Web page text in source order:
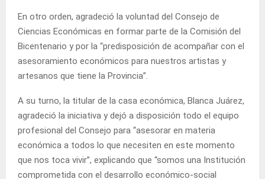
En otro orden, agradeció la voluntad del Consejo de
Ciencias Económicas en formar parte de la Comisión del
Bicentenario y por la “predisposición de acompañar con el
asesoramiento económicos para nuestros artistas y
artesanos que tiene la Provincia”.
A su turno, la titular de la casa económica, Blanca Juárez,
agradeció la iniciativa y dejó a disposición todo el equipo
profesional del Consejo para “asesorar en materia
económica a todos lo que necesiten en este momento
que nos toca vivir”, explicando que “somos una Institución
comprometida con el desarrollo económico-social